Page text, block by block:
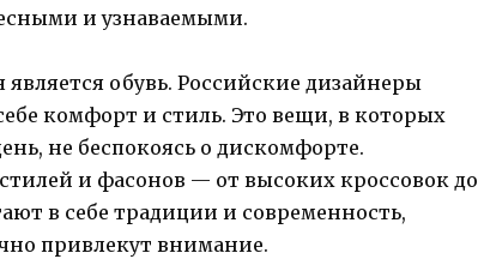
и узнаваемыми.
обувь. Российские дизайнеры
комфорт и стиль. Это вещи, в которых
не беспокоясь о дискомфорте.
и фасонов — от высоких кроссовок до
в себе традиции и современность,
привлекут внимание.